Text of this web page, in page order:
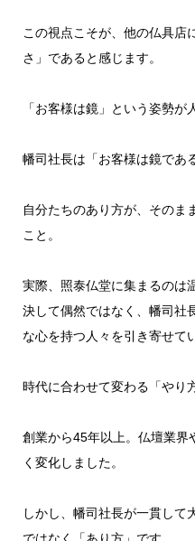
この視点こそが、他の仏具店
さ」であると感じます。
「お客様は鏡」という姿勢が
幡司社長は「お客様は鏡であ
自分たちのあり方が、そのま
こと。
実際、照泰仏堂に集まるのは
決して偶然ではなく、幡司社
な心を持つ人々を引き寄せて
時代に合わせて変わる「やり
創業から45年以上。仏壇業界
く変化しました。
しかし、幡司社長が一貫して
ではなく「あり方」です。